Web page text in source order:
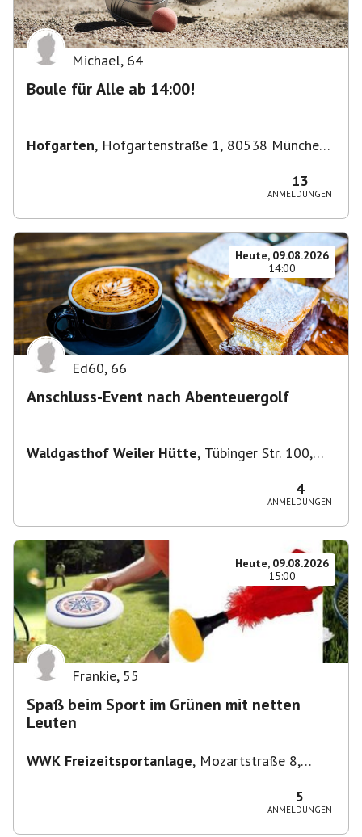
Michael, 64
Boule für Alle ab 14:00!
Hofgarten, Hofgartenstraße 1, 80538 München,
13
ANMELDUNGEN
Heute, 09.08.2026
14:00
Ed60, 66
Anschluss-Event nach Abenteuergolf
Waldgasthof Weiler Hütte, Tübinger Str. 100,
4
ANMELDUNGEN
Heute, 09.08.2026
15:00
Frankie, 55
Spaß beim Sport im Grünen mit netten
Leuten
WWK Freizeitsportanlage, Mozartstraße 8,
5
ANMELDUNGEN